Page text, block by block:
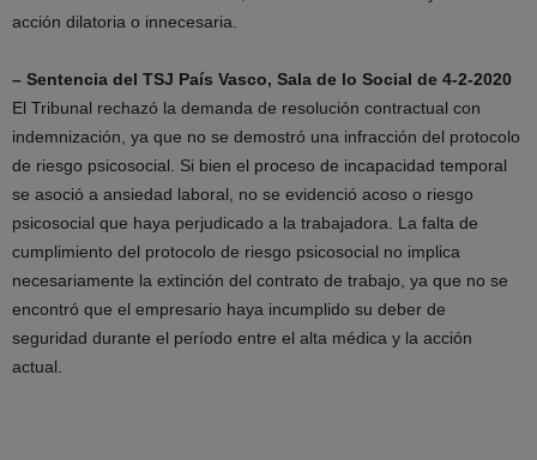
acción dilatoria o innecesaria.
– Sentencia del TSJ País Vasco, Sala de lo Social de 4-2-2020
El Tribunal rechazó la demanda de resolución contractual con
indemnización, ya que no se demostró una infracción del protocolo
de riesgo psicosocial. Si bien el proceso de incapacidad temporal
se asoció a ansiedad laboral, no se evidenció acoso o riesgo
psicosocial que haya perjudicado a la trabajadora. La falta de
cumplimiento del protocolo de riesgo psicosocial no implica
necesariamente la extinción del contrato de trabajo, ya que no se
encontró que el empresario haya incumplido su deber de
seguridad durante el período entre el alta médica y la acción
actual.